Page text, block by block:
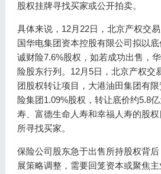
股权挂牌寻找买家或公开拍卖。
具体来说，12月22日，北京产权交
国华电集团资本控股有限公司拟以
诚财险7.6%股权，如若成功出售，
险股东行列。12月5日，北京产权交
团股权转让项目，大港油田集团有
险集团1.09%股权，转让底价约5.8
寿、富德生命人寿和幸福人寿的股
所寻找买家。
保险公司股东急于出售所持股权背
展策略调整，需要回笼资本或聚焦